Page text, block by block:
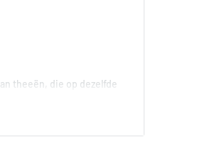
theeën, die op dezelfde
witte theesoorten
tot wel 13 verschillende